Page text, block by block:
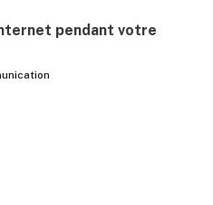
pendant votre